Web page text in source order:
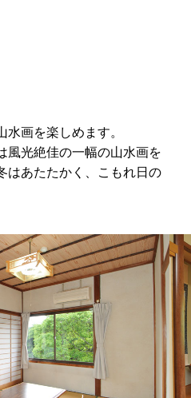
画を楽しめます。
風光絶佳の一幅の山水画を
はあたたかく、こもれ日の